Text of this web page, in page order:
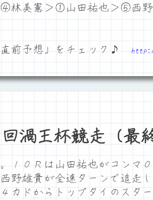
林美憲＞①山田祐也＞⑤西
直前予想」をチェック♪
渦王杯競走（最
１０Ｒは山田祐也がコンマ０
野雄貴が全速ターンで追走
カドからトップタイのスター